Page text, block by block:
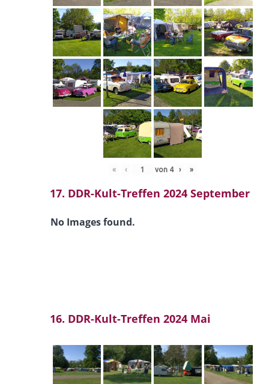
« ‹ von 4 › »
17. DDR-Kult-Treffen 2024 September
No Images found.
16. DDR-Kult-Treffen 2024 Mai